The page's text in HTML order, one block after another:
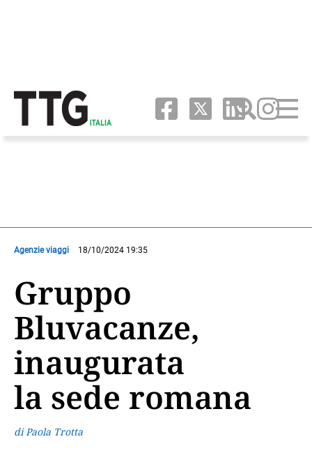
Agenzie viaggi 18/10/2024 19:35
Gruppo
Bluvacanze,
inaugurata
la sede romana
di Paola Trotta